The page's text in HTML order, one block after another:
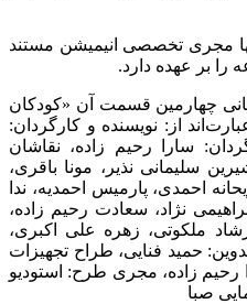
مجری تخصصی انیمیشن مستند
را بر عهده دارد.
چهارمین قسمت آن «کودکان
از: نویسنده و کارگردان:
سارا رحیم زاده، نقاشان
سلیمانی نذیر، مونا باقری،
احمدی، پارمیس احمدیه، ندا
نژاد، سعادت رحیم زاده،
ملکوتی، زهره علی اکبری،
حمید فنایی، طراح تجهیزات
رحیم زاده، مجری طرح: استودیو
صبا